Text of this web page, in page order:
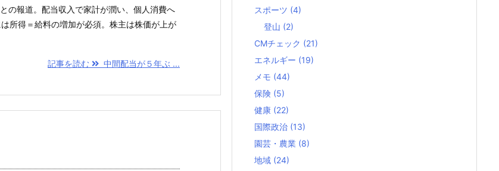
の報道。配当収入で家計が潤い、個人消費へ
所得＝給料の増加が必須。株主は株価が上が
記事を読む 中間配当が５年ぶ ...
スポーツ (4)
登山 (2)
CMチェック (21)
エネルギー (19)
メモ (44)
保険 (5)
健康 (22)
国際政治 (13)
園芸・農業 (8)
地域 (24)